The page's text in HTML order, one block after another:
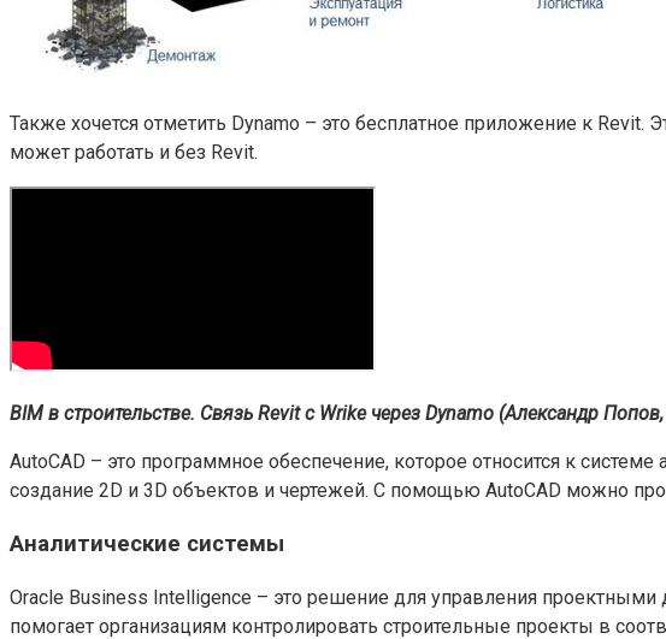
Также хочется отметить Dynamo – это бесплатное приложение к
может работать и без Revit.
BIM в строительстве. Связь Revit с Wrike через Dynamo (Александр
AutoCAD – это программное обеспечение, которое относится к
создание 2D и 3D объектов и чертежей. С помощью AutoCAD можно
Аналитические системы
Oracle Business Intelligence – это решение для управления
помогает организациям контролировать строительные проекты в